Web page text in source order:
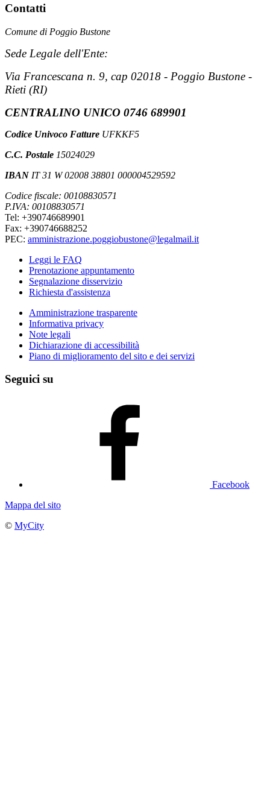
Contatti
Comune di Poggio Bustone
Sede Legale dell'Ente:
Via Francescana n. 9, cap 02018 - Poggio Bustone -
Rieti (RI)
CENTRALINO UNICO 0746 689901
Codice Univoco Fatture UFKKF5
C.C. Postale 15024029
IBAN IT 31 W 02008 38801 000004529592
Codice fiscale: 00108830571
P.IVA: 00108830571
Tel: +390746689901
Fax: +390746688252
PEC: amministrazione.poggiobustone@legalmail.it
Leggi le FAQ
Prenotazione appuntamento
Segnalazione disservizio
Richiesta d'assistenza
Amministrazione trasparente
Informativa privacy
Note legali
Dichiarazione di accessibilità
Piano di miglioramento del sito e dei servizi
Seguici su
Facebook
Mappa del sito
© MyCity